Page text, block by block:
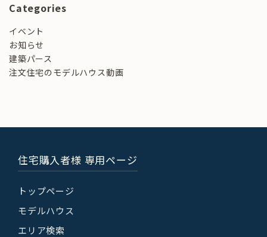
Categories
イベント
お知らせ
建築パース
注文住宅のモデルハウス動画
住宅購入者様 専用ページ
トップページ
モデルハウス
エリア検索